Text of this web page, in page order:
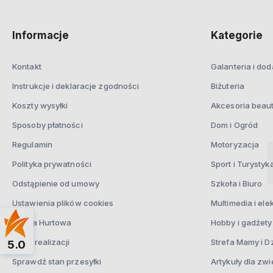
Informacje
Kontakt
Instrukcje i deklaracje zgodności
Koszty wysyłki
Sposoby płatności
Regulamin
Polityka prywatności
Odstąpienie od umowy
Ustawienia plików cookies
Oferta Hurtowa
Czas realizacji
Sprawdź stan przesyłki
Kategorie
Galanteria i
Biżuteria
Akcesoria
Dom i Ogród
Motoryzacja
Sport i
Szkoła i Biuro
Multimedia i
Hobby i gadżety
Strefa Mamy i
Artykuły dla
5.0